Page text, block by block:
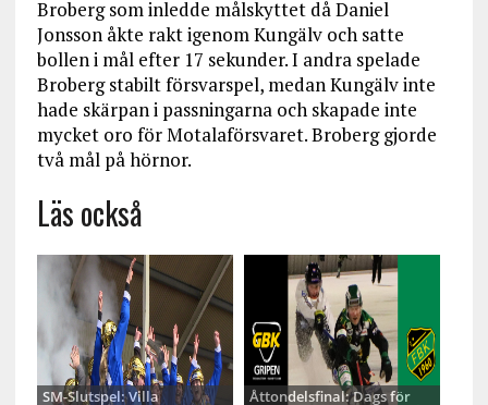
Broberg som inledde målskyttet då Daniel
Jonsson åkte rakt igenom Kungälv och satte
bollen i mål efter 17 sekunder. I andra spelade
Broberg stabilt försvarspel, medan Kungälv inte
hade skärpan i passningarna och skapade inte
mycket oro för Motalaförsvaret. Broberg gjorde
två mål på hörnor.
Läs också
SM-Slutspel: Villa Åttondelsfinal: Dags för